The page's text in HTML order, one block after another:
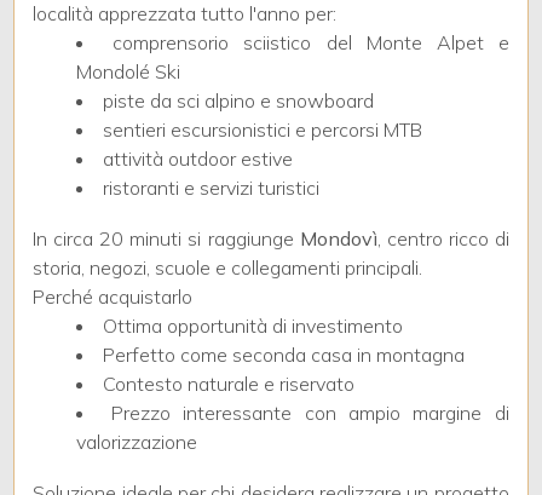
località apprezzata tutto l'anno per:
comprensorio sciistico del Monte Alpet e
Mondolé Ski
piste da sci alpino e snowboard
sentieri escursionistici e percorsi MTB
attività outdoor estive
ristoranti e servizi turistici
In circa 20 minuti si raggiunge Mondovì, centro ricco di
storia, negozi, scuole e collegamenti principali.
Perché acquistarlo
Ottima opportunità di investimento
Perfetto come seconda casa in montagna
Contesto naturale e riservato
Prezzo interessante con ampio margine di
valorizzazione
3
5+
Camere
minime
Qualsiasi